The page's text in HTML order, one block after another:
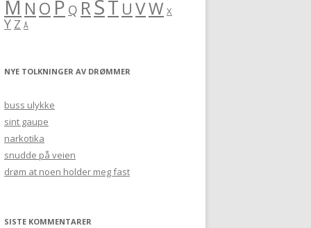
M N O P Q RST U VW X
Y Z Å
NYE TOLKNINGER AV DRØMMER
buss ulykke
sint gaupe
narkotika
snudde på veien
drøm at noen holder meg fast
SISTE KOMMENTARER